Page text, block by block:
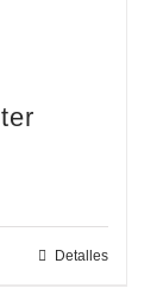
Detalles